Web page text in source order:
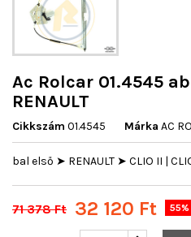
Ac Rolcar 01.4545
RENAULT
Cikkszám 01.4545 Márka AC
bal első ➤ RENAULT ➤ CLIO II |
71 378 Ft 32 120 Ft